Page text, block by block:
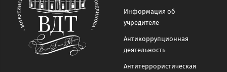
Информация об
учредителе
Антикоррупционная
деятельность
Антитеррористическая